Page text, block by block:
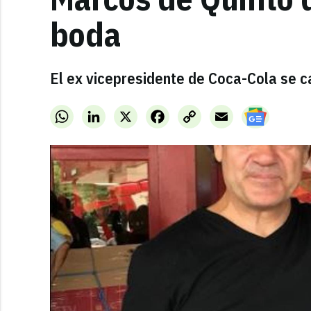
boda
El ex vicepresidente de Coca-Cola se
WhatsAppLinkedInX FacebookCopy
Link
Email